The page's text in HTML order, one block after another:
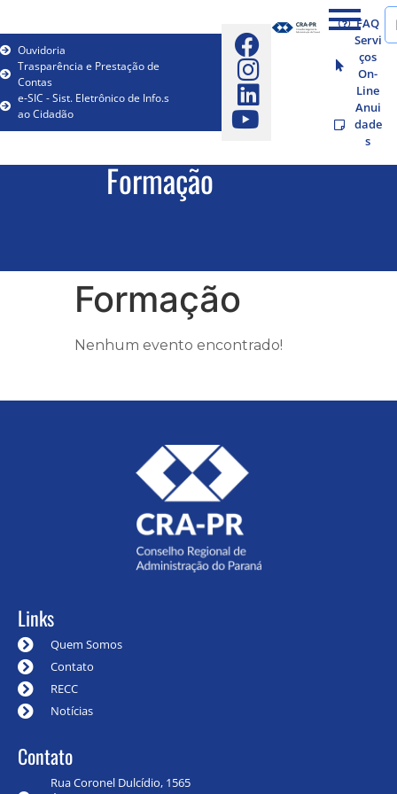
Ouvidoria
Trasparência e Prestação de
Contas
e-SIC - Sist. Eletrônico de Info.s
ao Cidadão
FAQ
Servi
ços
On-
Line
Anui
dade
s
Formação
Formação
Nenhum evento encontrado!
Links
Quem Somos
Contato
RECC
Notícias
Contato
Rua Coronel Dulcídio, 1565